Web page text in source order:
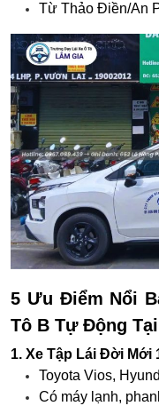
Từ Thảo Điền/An
5 Ưu Điểm Nổi
Tô B Tự Động
1. Xe Tập Lái Đời Mới
Toyota Vios,
Có máy lạnh,